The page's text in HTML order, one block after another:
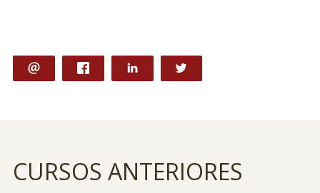
CURSOS ANTERIORES